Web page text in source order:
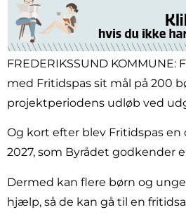
FREDERIKSSUND
med Fritidspas sit mål på 200
projektperiodens udløb ved
Og kort efter blev Fritidspas en
2027, som Byrådet godkender
Dermed kan flere børn og
hjælp, så de kan gå til en